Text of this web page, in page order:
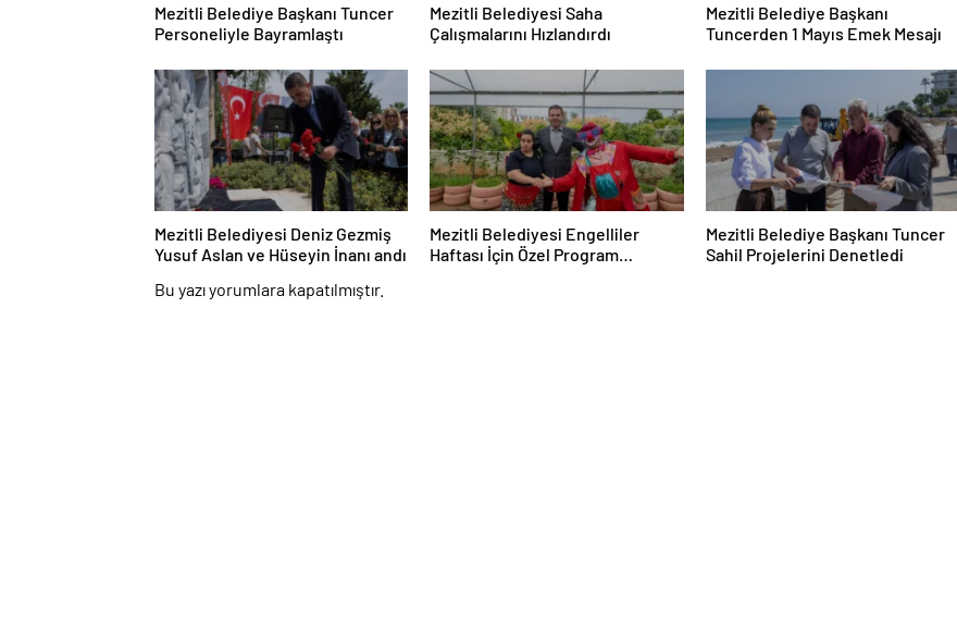
Mezitli Belediye Başkanı Tuncer
Personeliyle Bayramlaştı
Mezitli Belediyesi Saha
Çalışmalarını Hızlandırdı
Mezitli Belediye Başkanı
Tuncerden 1 Mayıs Emek Mesajı
Mezitli Belediyesi Deniz Gezmiş
Yusuf Aslan ve Hüseyin İnanı andı
Mezitli Belediyesi Engelliler
Haftası İçin Özel Program
Mezitli Belediye Başkanı Tuncer
Sahil Projelerini Denetledi
Bu yazı yorumlara kapatılmıştır.